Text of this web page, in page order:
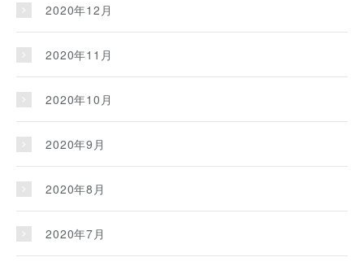
2020年12月
2020年11月
2020年10月
2020年9月
2020年8月
2020年7月